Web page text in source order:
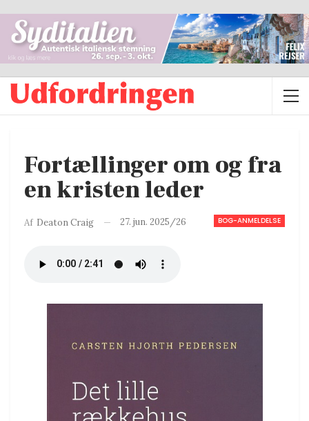
Fortællinger om og fra
en kristen leder
BOG-ANMELDELSE
Af Deaton Craig 27. jun. 2025/26